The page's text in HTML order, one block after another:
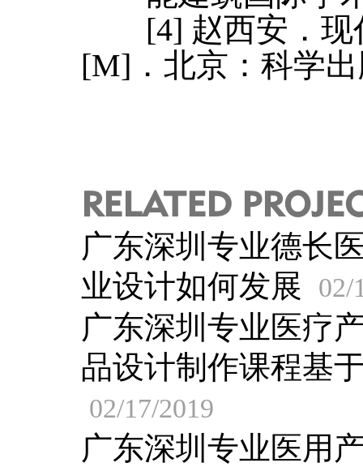
[4] 赵西安．现
[M]．北京：科学
RELATED
广东深圳专业德长
业设计如何发展
02/
广东深圳专业医疗
品设计制作课程基
02/17/2019
广东深圳专业医用